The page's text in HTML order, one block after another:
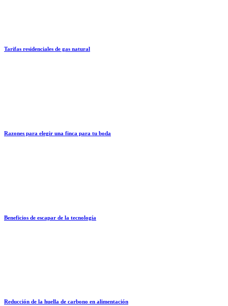
Tarifas residenciales de gas natural
Razones para elegir una finca para tu boda
Beneficios de escapar de la tecnología
Reducción de la huella de carbono en alimentación